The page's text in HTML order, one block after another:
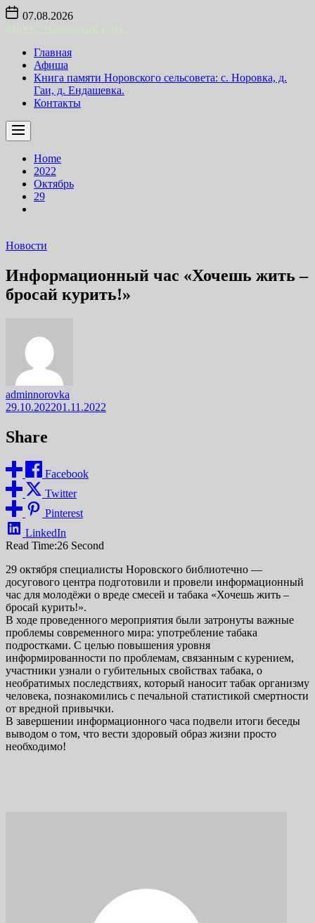
Skip
content
07.08.2026
Главная
Афиша
Книга памяти Норовского сельсовета: с. Норовка, д.
Гаи, д. Ендашевка.
Контакты
Home
2022
Октябрь
29
Новости
Информационный час «Хочешь жить –
бросай курить!»
adminnorovka
29.10.202201.11.2022
Share
Facebook
Twitter
Pinterest
LinkedIn
Read Time:26 Second
29 октября специалисты Норовского библиотечно —
досугового центра подготовили и провели информационный
час для молодёжи о вреде смесей и табака «Хочешь жить –
бросай курить!».
В ходе проведенного мероприятия были затронуты важные
проблемы современного мира: употребление табака
подростками. С целью повышения уровня
информированности по проблемам, связанным с курением,
участники узнали о губительных свойствах табака, о
необратимых последствиях, который наносит табак организму
человека, познакомились с печальной статистикой смертности
от вредной привычки.
В завершении информационного часа подвели итоги беседы
выводом о том, что вести здоровый образ жизни просто
необходимо!